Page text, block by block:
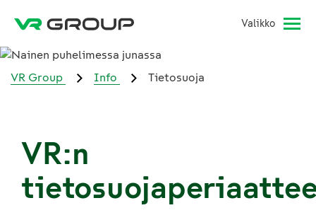
Valikko
VR Group Info Tietosuoja
VR:n